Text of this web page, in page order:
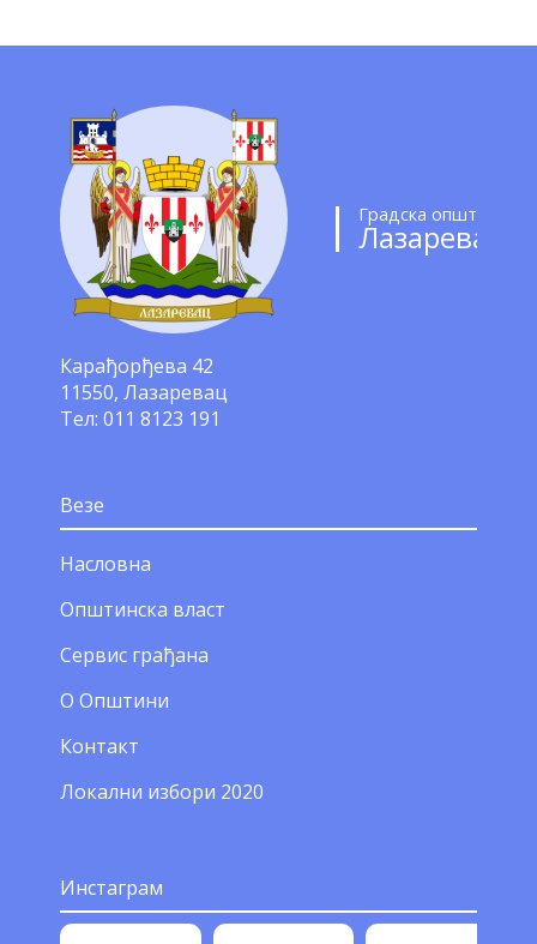
Градска општина
Лазаревац
Карађорђева 42
11550, Лазаревац
Тел: 011 8123 191
Везе
Насловна
Општинска власт
Сервис грађана
О Општини
Контакт
Локални избори 2020
Инстаграм